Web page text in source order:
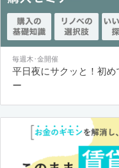
毎週木･金開催
平日夜にサクッと！初
ー